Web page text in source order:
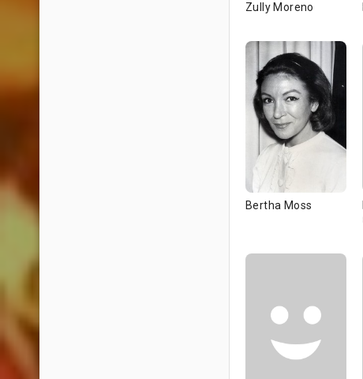
Zully Moreno
Bertha Moss